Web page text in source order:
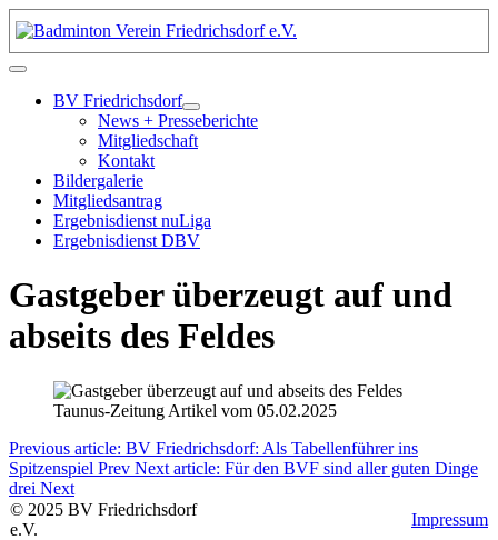
BV Friedrichsdorf
News + Presseberichte
Mitgliedschaft
Kontakt
Bildergalerie
Mitgliedsantrag
Ergebnisdienst nuLiga
Ergebnisdienst DBV
Gastgeber überzeugt auf und
abseits des Feldes
Taunus-Zeitung Artikel vom 05.02.2025
Previous article: BV Friedrichsdorf: Als Tabellenführer ins
Spitzenspiel Prev Next article: Für den BVF sind aller guten Dinge
drei Next
© 2025 BV Friedrichsdorf
e.V.
Impressum